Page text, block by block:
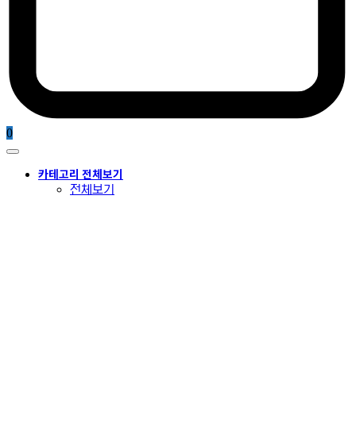
0
카테고리 전체보기
전체보기